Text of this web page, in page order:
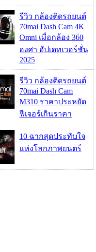
รีวิว กล้องติดรถยนต์
70mai Dash Cam 4K
Omni เมื่อกล้อง 360
องศา อัปเดทเวอร์ชั่น
2025
รีวิว กล้องติดรถยนต์
70mai Dash Cam
M310 ราคาประหยัด
ฟีเจอร์เกินราคา
10 ฉากสุดประทับใจ
แห่งโลกภาพยนตร์